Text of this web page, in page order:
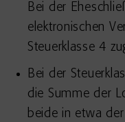
Bei der
elektronischen
Steuerklasse 4
Bei der
die Summe der
beide in etwa